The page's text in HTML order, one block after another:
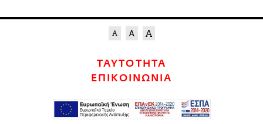
ΤΑΥΤΟΤΗΤΑ
ΕΠΙΚΟΙΝΩΝΙΑ